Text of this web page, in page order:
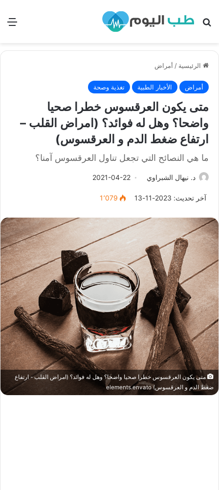
بحث
الرئيسية / أمراض
أمراض الأخبار الطبية تغذية وصحة
متى يكون العرقسوس خطرا صحيا
واضحا؟ وهل له فوائد؟ (امراض القلب –
ارتفاع ضغط الدم و العرقسوس)
ما هي النصائح التي تجعل تناول العرقسوس آمنا؟
د. نيهال الشبراوي 2021-04-22
آخر تحديث: 2023-11-13 1٬079
متى يكون العرقسوس خطرا صحيا واضحا؟ وهل له فوائد؟ (امراض القلب - ارتفاع
ضغط الدم و العرقسوس) elements.envato